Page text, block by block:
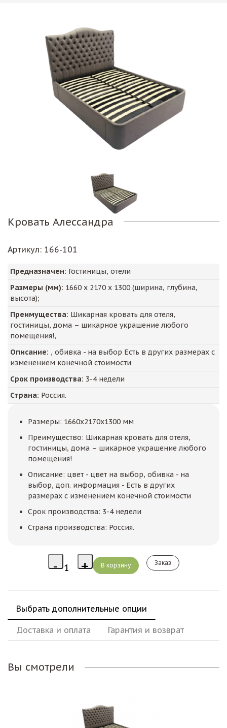
Кровать Алессандра
Артикул: 166-101
Предназначен: Гостиницы, отели
Размеры (мм): 1660 х 2170 х 1300 (ширина, глубина,
высота);
Преимущества: Шикарная кровать для отеля,
гостиницы, дома – шикарное украшение любого
помещения!,
Описание: , обивка - на выбор Есть в других размерах с
изменением конечной стоимости
Срок производства: 3-4 недели
Страна: Россия.
Размеры: 1660x2170x1300 мм
Преимущество: Шикарная кровать для отеля,
гостиницы, дома – шикарное украшение любого
помещения!
Описание: цвет - цвет на выбор, обивка - на
выбор, доп. информация - Есть в других
размерах с изменением конечной стоимости
Срок производства: 3-4 недели
Страна производства: Россия.
Заказ
Выбрать дополнительные опции
Доставка и оплата Гарантия и возврат
Вы смотрели